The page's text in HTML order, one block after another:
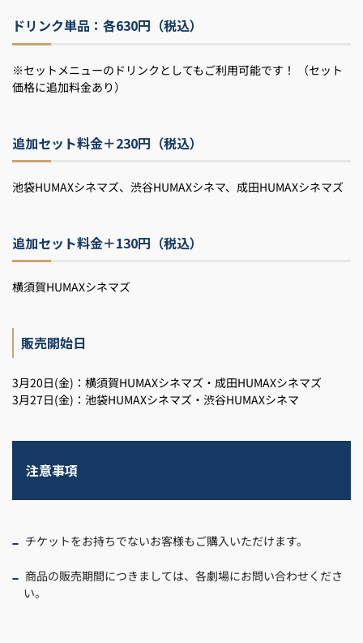
ドリンク単品：各630円（税込）
※セットメニューのドリンクとしてもご利用可能です！ （セット
価格に追加料金あり）
追加セット料金＋230円（税込）
池袋HUMAXシネマズ、渋谷HUMAXシネマ、成田HUMAXシネマズ
追加セット料金＋130円（税込）
横須賀HUMAXシネマズ
販売開始日
3月20日(金)：横須賀HUMAXシネマズ・成田HUMAXシネマズ
3月27日(金)：池袋HUMAXシネマズ・渋谷HUMAXシネマ
注意事項
チケットをお持ちでないお客様もご購入いただけます。
商品の販売期間につきましては、各劇場にお問い合わせくださ
い。